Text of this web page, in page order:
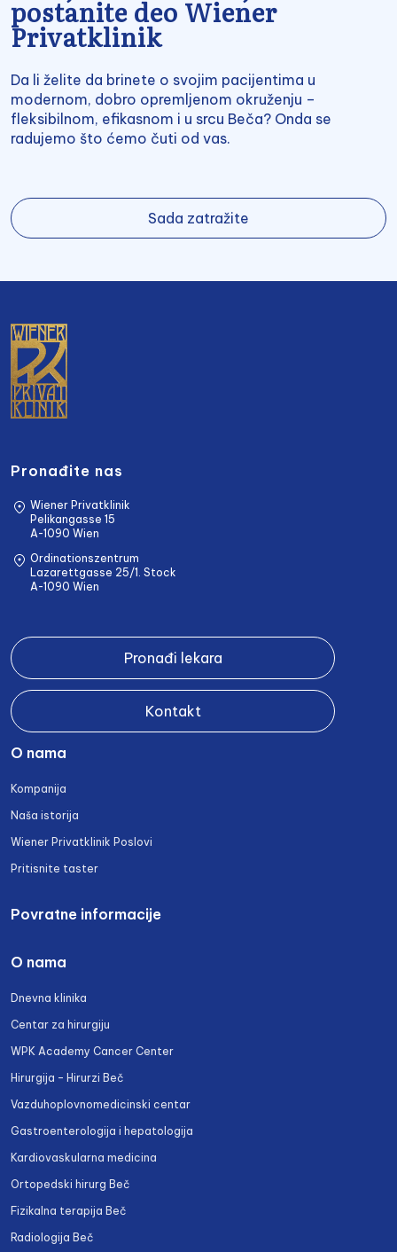
postanite deo Wiener
Privatklinik
Da li želite da brinete o svojim pacijentima u
modernom, dobro opremljenom okruženju –
fleksibilnom, efikasnom i u srcu Beča? Onda se
radujemo što ćemo čuti od vas.
Sada zatražite
Pronađite nas
Wiener Privatklinik
Pelikangasse 15
A-1090 Wien
Ordinationszentrum
Lazarettgasse 25/1. Stock
A-1090 Wien
Pronađi lekara
Kontakt
O nama
Kompanija
Naša istorija
Wiener Privatklinik Poslovi
Pritisnite taster
Povratne informacije
O nama
Dnevna klinika
Centar za hirurgiju
WPK Academy Cancer Center
Hirurgija – Hirurzi Beč
Vazduhoplovnomedicinski centar
Gastroenterologija i hepatologija
Kardiovaskularna medicina
Ortopedski hirurg Beč
Fizikalna terapija Beč
Radiologija Beč